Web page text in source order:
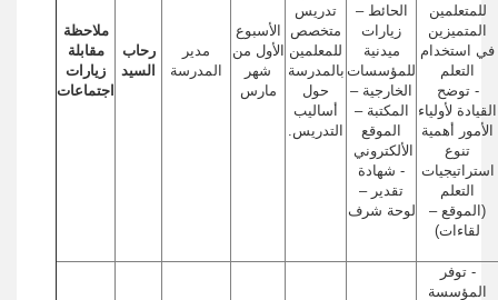
للمتعلمين
المتميزين
في استخدام
التعلم
- توضح
القيادة لأولياء
الأمور أهمية
تنوع
استراتيجيات
التعلم
(الموقع –
لقاءات)
الحائط –
زيارات
ميدنية
للمؤسسات
الخارجية –
المكتبة –
الموقع
الألكتروني
- شهادة
تقدير –
لوحة شرف
تدريس
متخصص
للمعلمين
بالمدرسة
حول
أساليب
التدريس.
الأسبوع
الأول من
شهر
مارس
مدير
المدرسة
رحاب
السيد
ملاحظة
مقابلة
زيارات
اجتماعات
- توفر
المؤسسة